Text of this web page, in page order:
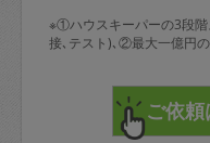
※①ハウスキーパーの3段階
接､テスト)､②最大一億円